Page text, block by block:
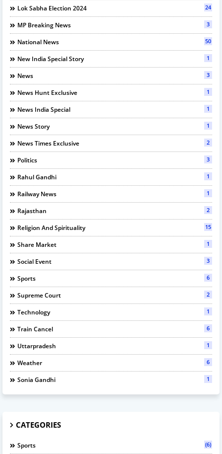
Lok Sabha Election 2024 24
MP Breaking News 3
National News 50
New India Special Story 1
News 3
News Hunt Exclusive 1
News India Special 1
News Story 1
News Times Exclusive 2
Politics 3
Rahul Gandhi 1
Railway News 1
Rajasthan 2
Religion And Spirituality 15
Share Market 1
Social Event 3
Sports 6
Supreme Court 2
Technology 1
Train Cancel 6
Uttarpradesh 1
Weather 6
Sonia Gandhi 1
CATEGORIES
Sports (6)